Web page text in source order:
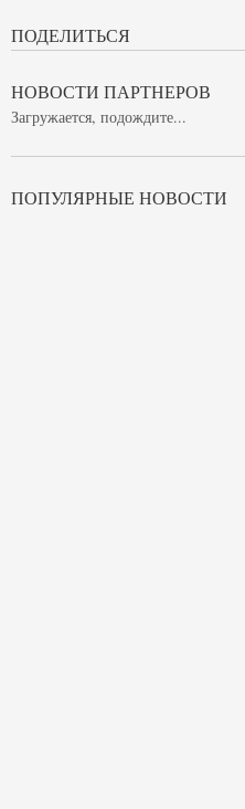
ПОДЕЛИТЬСЯ
НОВОСТИ ПАРТНЕРОВ
Загружается, подождите...
ПОПУЛЯРНЫЕ НОВОСТИ